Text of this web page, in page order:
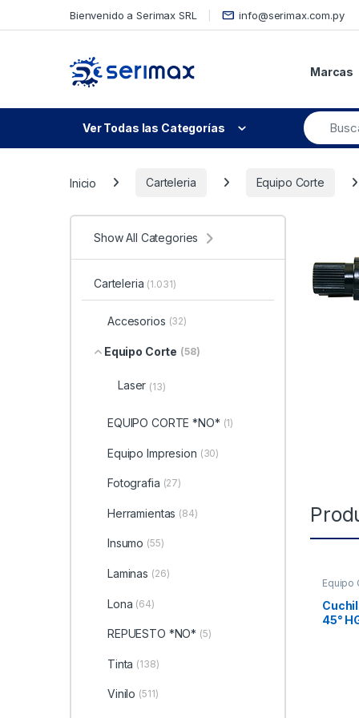
Bienvenido a Serimax SRL info@serimax.com.py
Marcas
Ver Todas las Categorías
Inicio Carteleria Equipo Corte
Equipo
45°
Show All Categories
Carteleria (1.031)
Accesorios (32)
Equipo Corte (58)
Laser (13)
EQUIPO CORTE *NO* (1)
Equipo Impresion (30)
Fotografia (27)
Herramientas (84)
Insumo (55)
Laminas (26)
Lona (64)
REPUESTO *NO* (5)
Tinta (138)
Vinilo (511)